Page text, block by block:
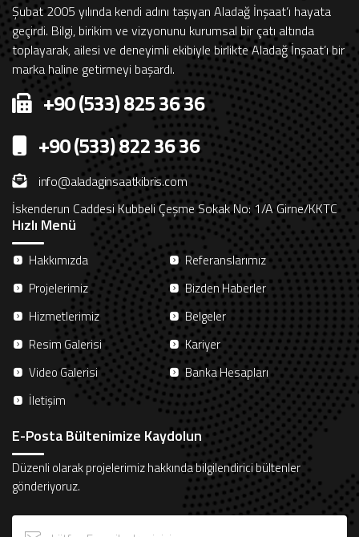
Şubat 2005 yılında kendi adını taşıyan Aladağ İnşaat’ı hayata
geçirdi. Bilgi, birikim ve vizyonunu kurumsal bir çatı altında
toplayarak, ailesi ve deneyimli ekibiyle birlikte Aladağ İnşaat’ı bir
marka haline getirmeyi başardı.
+90 (533) 825 36 36
+90 (533) 822 36 36
info@aladaginsaatkibris.com
İskenderun Caddesi Kubbeli Çeşme Sokak No: 1/A Girne/KKTC
Hızlı Menü
Hakkımızda
Projelerimiz
Hizmetlerimiz
Resim Galerisi
Video Galerisi
İletişim
Referanslarımız
Bizden Haberler
Belgeler
Kariyer
Banka Hesapları
E-Posta Bültenimize Kaydolun
Düzenli olarak projelerimiz hakkında bilgilendirici bültenler
gönderiyoruz.